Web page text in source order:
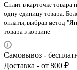
Сплит в карточке товара
одну единицу товара.
оплаты, выбрав метод
товара в корзине
Самовывоз -
Доставка - от 800 ₽